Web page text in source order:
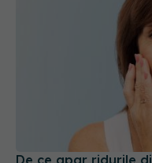
De ce apar ridurile
poate încetini
26 mai 2026, 16:02